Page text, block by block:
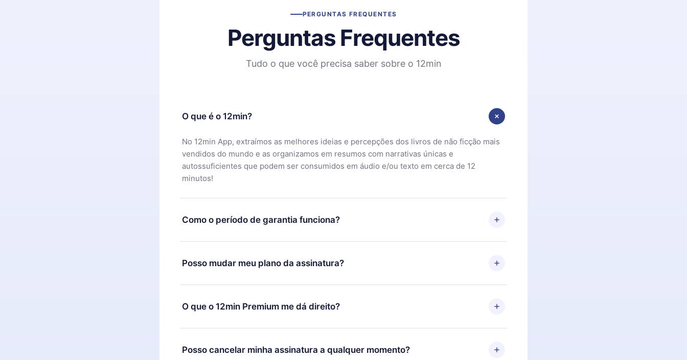
PERGUNTAS FREQUENTES
Perguntas Frequentes
Tudo o que você precisa saber sobre o 12min
O que é o 12min?
No 12min App, extraímos as melhores ideias e percepções dos livros de não ficção mais
vendidos do mundo e as organizamos em resumos com narrativas únicas e
autossuficientes que podem ser consumidos em áudio e/ou texto em cerca de 12
minutos!
Como o período de garantia funciona?
Você pode baixar nosso aplicativo e começar a aproveitar nossa biblioteca. Se por algum
motivo não ficar satisfeito com nossa plataforma, basta entrar em contato com nossa
equipe de suporte (contato@12min.com) em até 7 dias após a compra e solicitar o
Posso mudar meu plano da assinatura?
Sim, mas a mudança só se aplicará a partir do próximo período de cobrança. Por
exemplo, se você decidiu mudar sua assinatura mensal para anual, após confirmar a
mudança para o plano anual, o novo plano só será aplicado e cobrado após o aniversário
O que o 12min Premium me dá direito?
O 12min Premium é um plano que te garante acesso a toda nossa biblioteca de 2500+
títulos disponíveis em 3 línguas (Inglês, espanhol e português) que você pode ler ou
ouvir a qualquer momento através do nosso aplicativo disponível para iOS, Android e
Posso cancelar minha assinatura a qualquer momento?